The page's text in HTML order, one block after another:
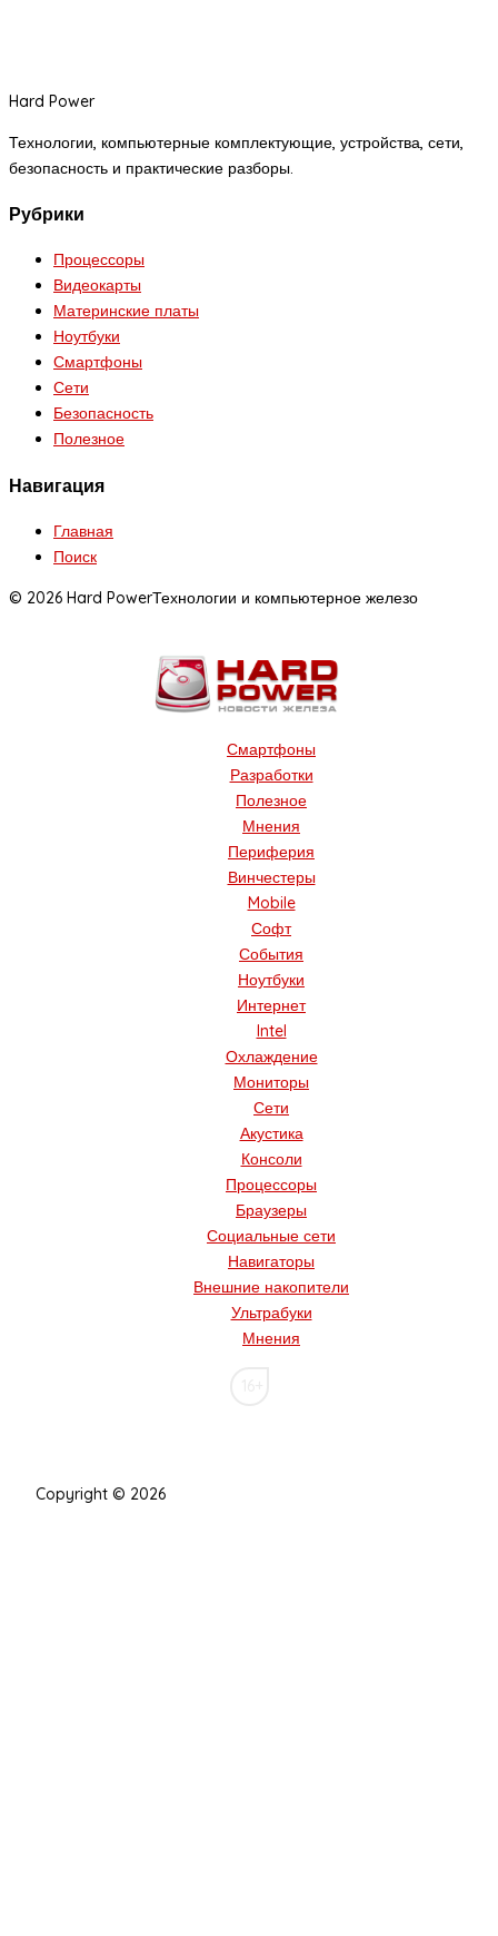
Hard Power
Технологии, компьютерные комплектующие, устройства, сети,
безопасность и практические разборы.
Рубрики
Процессоры
Видеокарты
Материнские платы
Ноутбуки
Смартфоны
Сети
Безопасность
Полезное
Навигация
Главная
Поиск
© 2026 Hard PowerТехнологии и компьютерное железо
Смартфоны
Разработки
Полезное
Мнения
Периферия
Винчестеры
Mobile
Софт
События
Ноутбуки
Интернет
Intel
Охлаждение
Мониторы
Сети
Акустика
Консоли
Процессоры
Браузеры
Социальные сети
Навигаторы
Внешние накопители
Ультрабуки
Мнения
Copyright © 2026